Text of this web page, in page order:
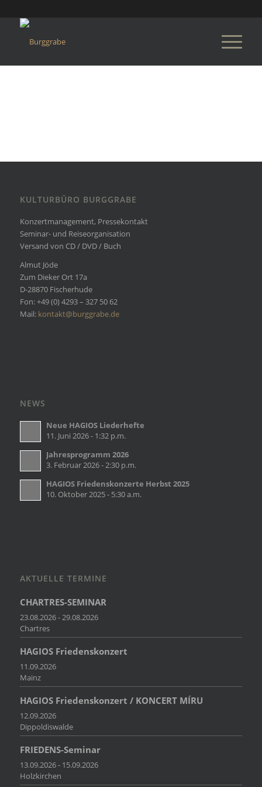
KULTURBÜRO BURGGRABE
Konzertmanagement, Pressekontakt
Seminar- und Reiseorganisation
Versand von CD / DVD / Buch
Almut Jöde
Zum Dieker Ort 17a
D-28870 Fischerhude
Fon: +49 (0) 4293 – 327 50 62
Mail: kontakt@burggrabe.de
NEWS
Neue HAGIOS Liederhefte
11. Juni 2026 - 1:32 p.m.
Jahresprogramm 2026
3. Februar 2026 - 2:30 p.m.
HAGIOS Friedenskonzerte Herbst 2025
10. Oktober 2025 - 5:30 a.m.
AKTUELLE TERMINE
CHARTRES-SEMINAR
23.08.2026 - 29.08.2026
Chartres
HAGIOS Friedenskonzert
11.09.2026
Mainz
HAGIOS Friedenskonzert / KONCERT MÍRU
12.09.2026
Dippoldiswalde
FRIEDENS-Seminar
13.09.2026 - 15.09.2026
Holzkirchen